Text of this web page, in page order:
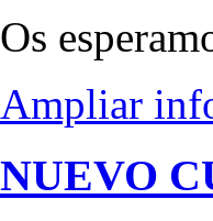
Os
Ampliar
NUEVO